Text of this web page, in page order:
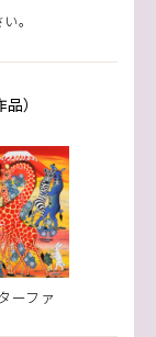
。
）
ーファ